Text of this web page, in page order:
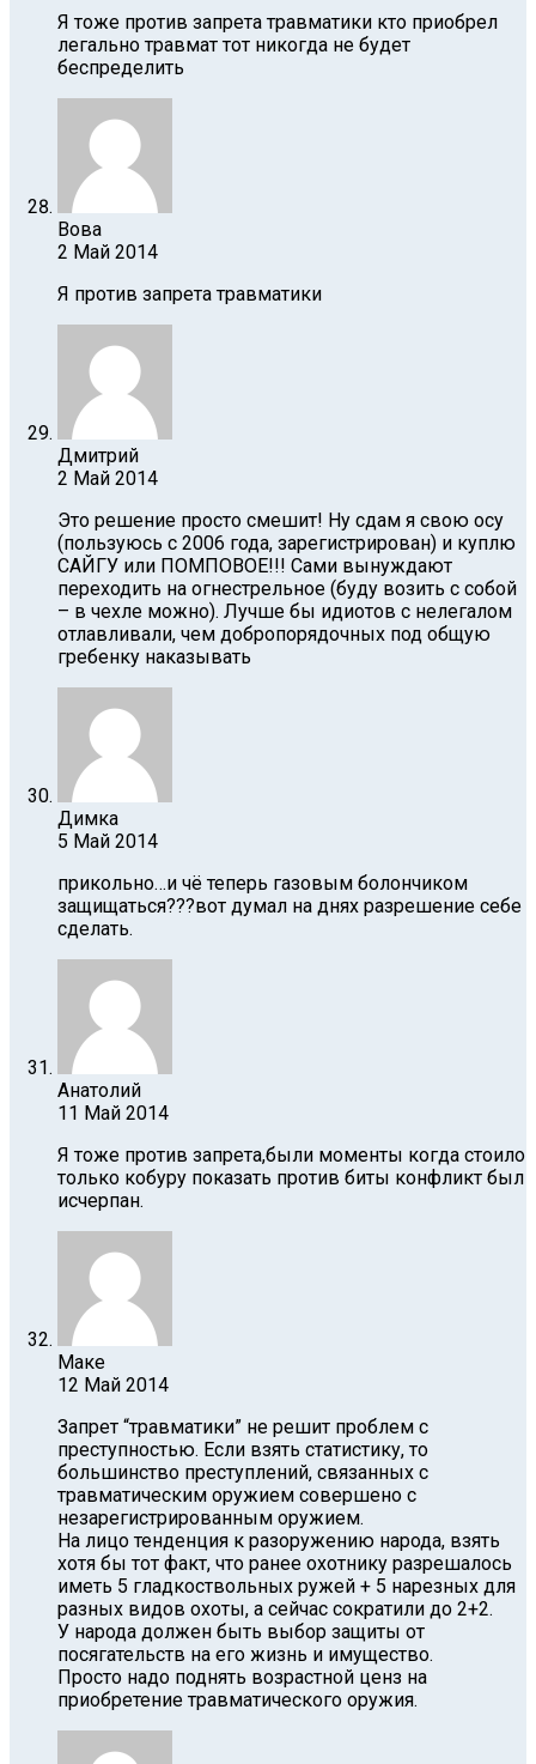
Я тоже против запрета травматики кто приобрел
легально травмат тот никогда не будет
беспределить
Вова
2 Май 2014
Я против запрета травматики
Дмитрий
2 Май 2014
Это решение просто смешит! Ну cдам я свою осу
(пользуюсь с 2006 года, зарегистрирован) и куплю
САЙГУ или ПОМПОВОЕ!!! Сами вынуждают
переходить на огнестрельное (буду возить с собой
– в чехле можно). Лучше бы идиотов с нелегалом
отлавливали, чем добропорядочных под общую
гребенку наказывать
Димка
5 Май 2014
прикольно…и чё теперь газовым болончиком
защищаться???вот думал на днях разрешение себе
сделать.
Анатолий
11 Май 2014
Я тоже против запрета,были моменты когда стоило
только кобуру показать против биты конфликт был
исчерпан.
Маке
12 Май 2014
Запрет “травматики” не решит проблем с
преступностью. Если взять статистику, то
большинство преступлений, связанных с
травматическим оружием совершено с
незарегистрированным оружием.
На лицо тенденция к разоружению народа, взять
хотя бы тот факт, что ранее охотнику разрешалось
иметь 5 гладкоствольных ружей + 5 нарезных для
разных видов охоты, а сейчас сократили до 2+2.
У народа должен быть выбор защиты от
посягательств на его жизнь и имущество.
Просто надо поднять возрастной ценз на
приобретение травматического оружия.